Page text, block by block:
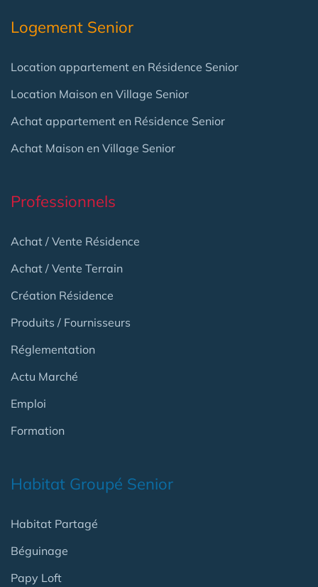
Logement Senior
Location appartement en Résidence Senior
Location Maison en Village Senior
Achat appartement en Résidence Senior
Achat Maison en Village Senior
Professionnels
Achat / Vente Résidence
Achat / Vente Terrain
Création Résidence
Produits / Fournisseurs
Réglementation
Actu Marché
Emploi
Formation
Habitat Groupé Senior
Habitat Partagé
Béguinage
Papy Loft